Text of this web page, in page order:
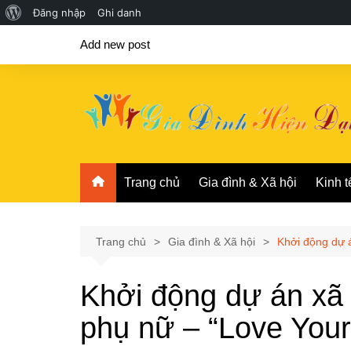
Giới
về
Đăng nhập Ghi danh
Add new post
Trang chủ Gia đình & Xã hội Kinh
Trang chủ Gia đình & Xã hội Khởi động dự
Khởi động dự án
phụ nữ – “Love